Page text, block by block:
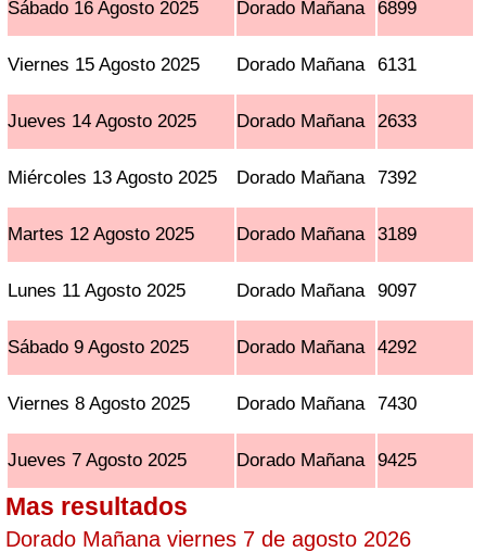
Sábado 16 Agosto 2025 Dorado Mañana 6899
Viernes 15 Agosto 2025 Dorado Mañana 6131
Jueves 14 Agosto 2025 Dorado Mañana 2633
Miércoles 13 Agosto 2025 Dorado Mañana 7392
Martes 12 Agosto 2025 Dorado Mañana 3189
Lunes 11 Agosto 2025 Dorado Mañana 9097
Sábado 9 Agosto 2025 Dorado Mañana 4292
Viernes 8 Agosto 2025 Dorado Mañana 7430
Jueves 7 Agosto 2025 Dorado Mañana 9425
Mas resultados
Dorado Mañana viernes 7 de agosto 2026